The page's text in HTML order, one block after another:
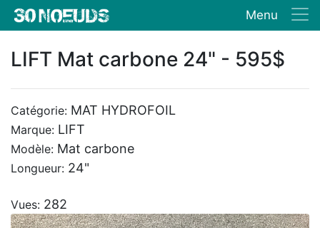
Menu
LIFT Mat carbone 24" - 595$
Catégorie: MAT HYDROFOIL
Marque: LIFT
Modèle: Mat carbone
Longueur: 24"
Vues: 282